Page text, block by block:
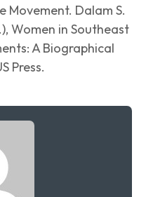
Movement. Dalam S.
Women in Southeast
A Biographical
Press.